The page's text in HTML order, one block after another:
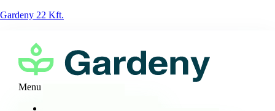
Gardeny 22 Kft.
Menu